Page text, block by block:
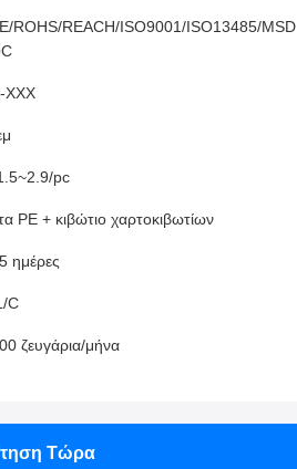
ROHS/REACH/ISO9001/ISO13485/MSD
XXX
pc
PE + κιβώτιο χαρτοκιβωτίων
ημέρες
C
ζευγάρια/μήνα
Τώρα